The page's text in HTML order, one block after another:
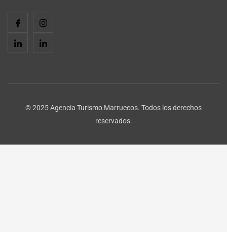
© 2025 Agencia Turismo Marruecos. Todos los derechos
reservados.